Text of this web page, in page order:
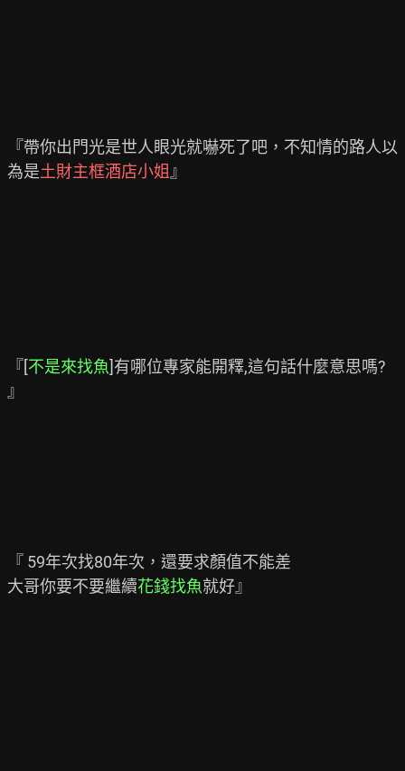
『帶你出門光是世人眼光就嚇死了吧，不知情的路人以
為是土財主框酒店小姐 』
『[不是來找魚]有哪位專家能開釋,這句話什麼意思嗎?
』
『 59年次找80年次，還要求顏值不能差
大哥你要不要繼續花錢找魚就好』